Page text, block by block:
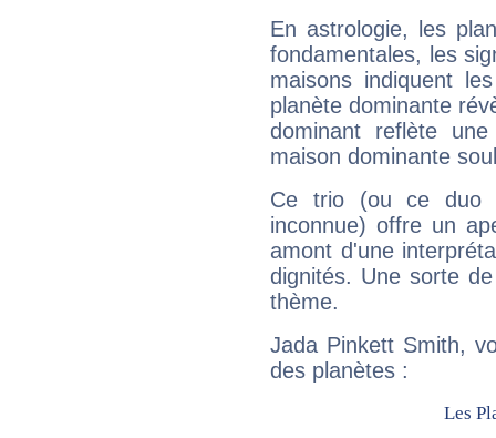
En astrologie, les
fondamentales, les
maisons indiquent
planète dominante
dominant reflète
maison dominante
Ce trio (ou ce duo
inconnue) offre un
amont d'une
dignités. Une sorte
thème.
Jada Pinkett Smith,
des planètes :